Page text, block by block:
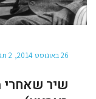
26 באוגוסט 2014 2 תגובות
שיר שאחרי